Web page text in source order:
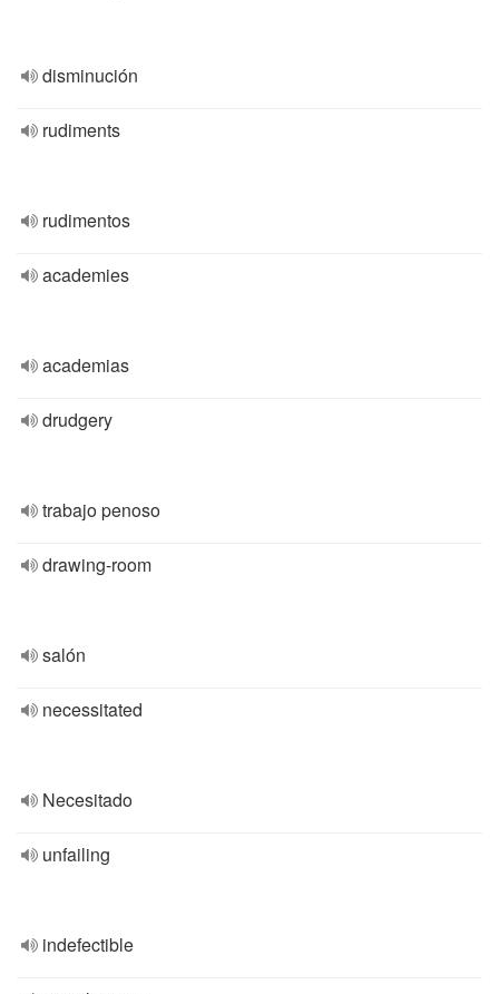
disminución
rudiments
rudimentos
academies
academias
drudgery
trabajo penoso
drawing-room
salón
necessitated
Necesitado
unfailing
indefectible